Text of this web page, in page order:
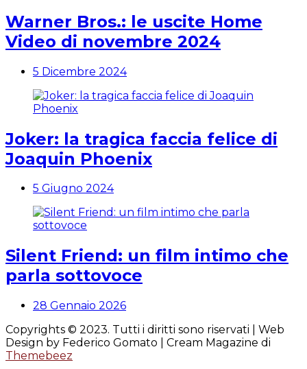
Warner Bros.: le uscite Home
Video di novembre 2024
5 Dicembre 2024
Joker: la tragica faccia felice di
Joaquin Phoenix
5 Giugno 2024
Silent Friend: un film intimo che
parla sottovoce
28 Gennaio 2026
Copyrights © 2023. Tutti i diritti sono riservati | Web
Design by Federico Gomato |
Cream Magazine di
Themebeez